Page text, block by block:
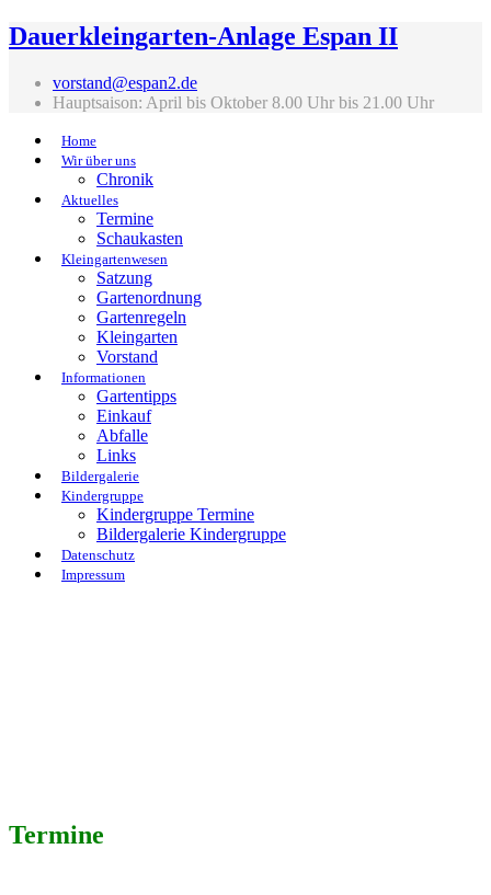
Dauerkleingarten-Anlage Espan II
vorstand@espan2.de
Hauptsaison: April bis Oktober 8.00 Uhr bis 21.00 Uhr
Home
Wir über uns
Chronik
Aktuelles
Termine
Schaukasten
Kleingartenwesen
Satzung
Gartenordnung
Gartenregeln
Kleingarten
Vorstand
Informationen
Gartentipps
Einkauf
Abfalle
Links
Bildergalerie
Kindergruppe
Kindergruppe Termine
Bildergalerie Kindergruppe
Datenschutz
Impressum
Termine